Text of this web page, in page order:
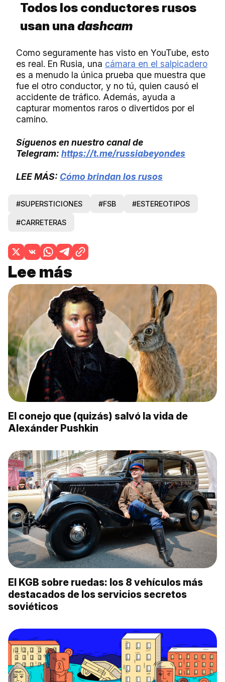
Todos los conductores rusos
usan una dashcam
Como seguramente has visto en YouTube, esto
es real. En Rusia, una cámara en el salpicadero
es a menudo la única prueba que muestra que
fue el otro conductor, y no tú, quien causó el
accidente de tráfico. Además, ayuda a
capturar momentos raros o divertidos por el
camino.
Síguenos en nuestro canal de
Telegram: https://t.me/russiabeyondes
LEE MÁS: Cómo brindan los rusos
#SUPERSTICIONES #FSB #ESTEREOTIPOS
#CARRETERAS
Lee más
El conejo que (quizás) salvó la vida de
Alexánder Pushkin
El KGB sobre ruedas: los 8 vehículos más
destacados de los servicios secretos
soviéticos